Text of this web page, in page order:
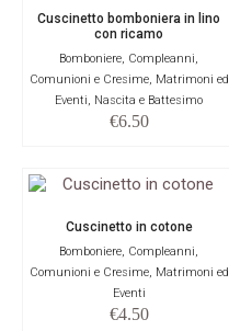
Cuscinetto bomboniera in lino
con ricamo
Bomboniere, Compleanni,
Comunioni e Cresime, Matrimoni ed
Eventi, Nascita e Battesimo
€6.50
Cuscinetto in cotone
Bomboniere, Compleanni,
Comunioni e Cresime, Matrimoni ed
Eventi
€4.50